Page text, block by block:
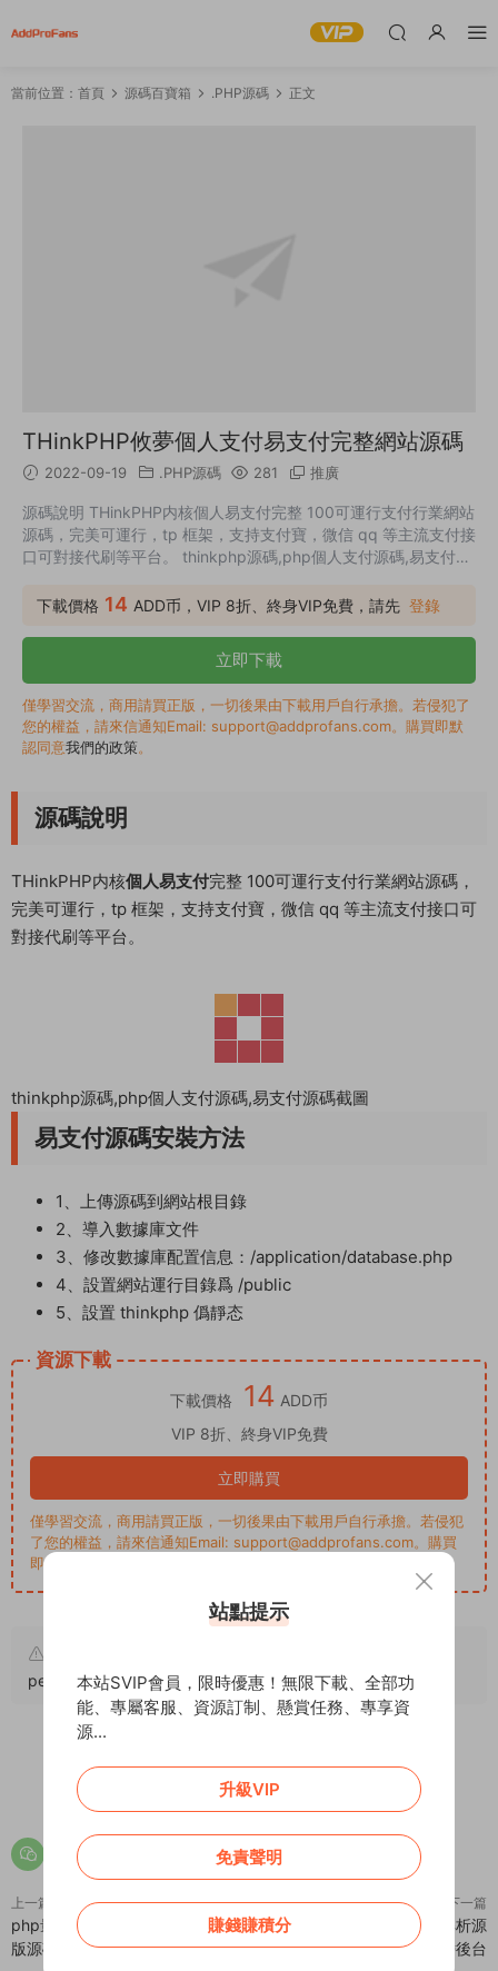
當前位置： 首頁 源碼百寶箱 .PHP源碼 正文
THinkPHP攸夢個人支付易支付完整網站源碼
2022-09-19 .PHP源碼 281 推廣
源碼說明 THinkPHP内核個人易支付完整 100可運行支付行業網站
源碼，完美可運行，tp 框架，支持支付寶，微信 qq 等主流支付接
口可對接代刷等平台。 thinkphp源碼,php個人支付源碼,易支付源
據庫文件 3、修改數據庫配置信息：/application/database.php
下載價格 14 ADD币，VIP 8折、終身VIP免費，請先 登錄
立即下載
僅學習交流，商用請買正版，一切後果由下載用戶自行承擔。若侵犯了
您的權益，請來信通知Email: support@addprofans.com。購買即默
認同意我們的政策。
源碼說明
THinkPHP内核個人易支付完整 100可運行支付行業網站源碼，
完美可運行，tp 框架，支持支付寶，微信 qq 等主流支付接口可
對接代刷等平台。
thinkphp源碼,php個人支付源碼,易支付源碼截圖
易支付源碼安裝方法
1、上傳源碼到網站根目錄
2、導入數據庫文件
3、修改數據庫配置信息：/application/database.php
4、設置網站運行目錄爲 /public
5、設置 thinkphp 僞靜态
資源下載
下載價格 14 ADD币
VIP 8折、終身VIP免費
立即購買
僅學習交流，商用請買正版，一切後果由下載用戶自行承擔。若侵犯
了您的權益，請來信通知Email: support@addprofans.com。購買
即默認同意
personal-payment-easy-payment/ ，轉載請注明出處。
上一篇
php量子視頻站群V4.21無限制正
版源碼
下一篇
php覓鹿影視ckplayer在線解析源
碼帶後台
站點提示
本站SVIP會員，限時優惠！無限下載、全部功
能、專屬客服、資源訂制、懸賞任務、專享資
源...
升級VIP
免責聲明
賺錢賺積分